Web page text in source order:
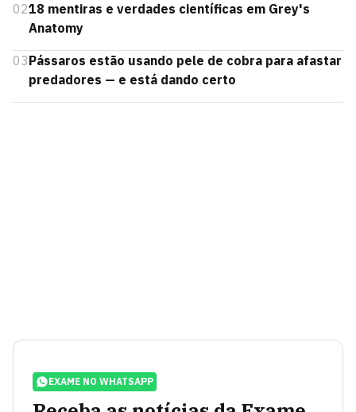
0218 mentiras e verdades científicas em Grey's
Anatomy
03Pássaros estão usando pele de cobra para afastar
predadores — e está dando certo
EXAME NO WHATSAPP